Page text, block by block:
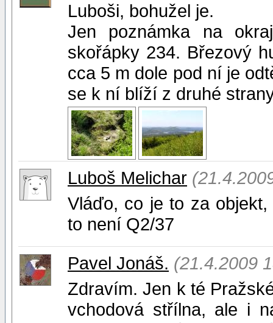
Luboši, bohužel je.
Jen poznámka na
skořápky 234. Březový
cca 5 m dole pod ní je
se k ní blíží z druhé
Luboš Melichar
Vláďo, co je to za
to není Q2/37
Pavel Jonáš. (21.4.2009
Zdravím. Jen k té
vchodová střílna, ale i